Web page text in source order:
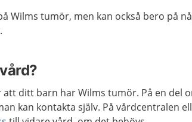
Wilms tumör, men kan också bero på
ditt barn har Wilms tumör. På en del
kan kontakta själv. På vårdcentralen